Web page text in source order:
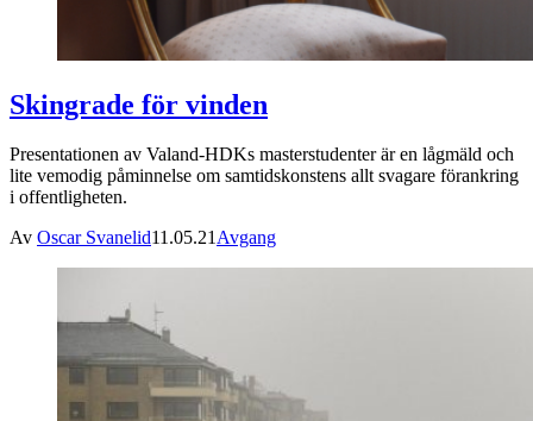
Skingrade för vinden
Presentationen av Valand-HDKs masterstudenter är en lågmäld och
lite vemodig påminnelse om samtidskonstens allt svagare förankring
i offentligheten.
Av Oscar Svanelid11.05.21Avgang